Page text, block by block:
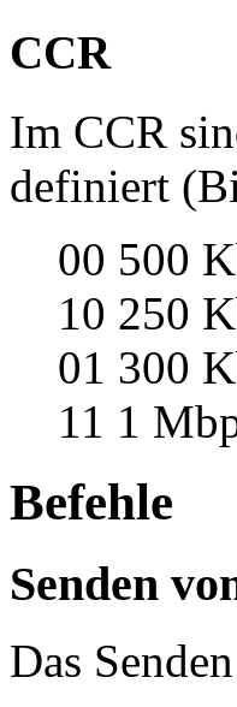
CCR
Im CCR
definiert
00 500
10 250
01 300
11 1
Befehle
Senden
Das